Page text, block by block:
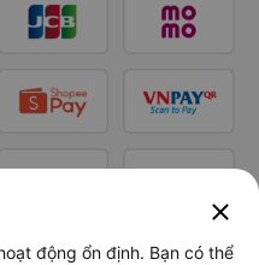
close
động ổn định. Bạn có thể